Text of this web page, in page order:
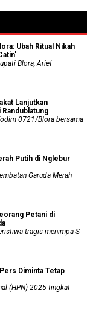
Ubah Ritual Nikah
Blora, Arief
Lanjutkan
0721/Blora bersama
Putih di Nglebur
Garuda Merah
Petani di
tragis menimpa S
Diminta Tetap
(HPN) 2025 tingkat